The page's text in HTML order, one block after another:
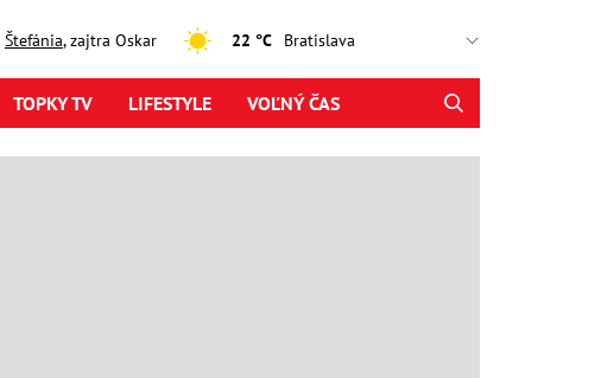
Štefánia, zajtra Oskar 22 °C
TOPKY TV LIFESTYLE VOĽNÝ ČAS